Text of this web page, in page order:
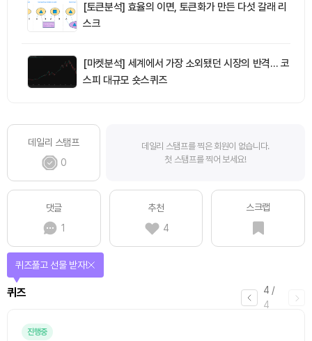
[토큰분석] 효율의 이면, 토큰화가 만든 다섯 갈래 리
스크
[마켓분석] 세계에서 가장 소외됐던 시장의 반격… 코
스피 대규모 숏스퀴즈
데일리 스탬프
0
데일리 스탬프를 찍은 회원이 없습니다.
첫 스탬프를 찍어 보세요!
댓글
1
추천
4
스크랩
4 /
4
퀴즈
퀴즈풀고 선물 받자!
진행중